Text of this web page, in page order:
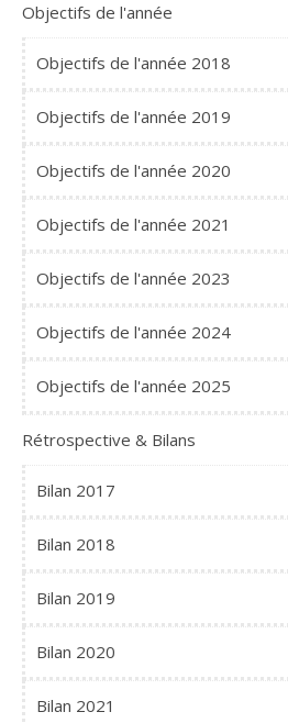
Objectifs de l'année
Objectifs de l'année 2018
Objectifs de l'année 2019
Objectifs de l'année 2020
Objectifs de l'année 2021
Objectifs de l'année 2023
Objectifs de l'année 2024
Objectifs de l'année 2025
Rétrospective & Bilans
Bilan 2017
Bilan 2018
Bilan 2019
Bilan 2020
Bilan 2021